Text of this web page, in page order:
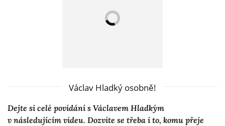
Václav Hladký osobně!
Dejte si celé povídání s Václavem Hladkým
v následujícím videu. Dozvíte se třeba i to, komu přeje